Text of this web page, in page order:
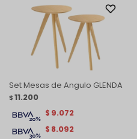
Set Mesas de Angulo GLENDA
$ 11.200
$ 8.092
$ 9.072